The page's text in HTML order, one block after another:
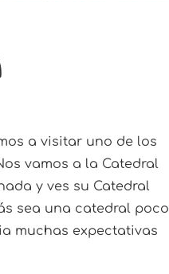
a visitar uno de los
vamos a la Catedral
y ves su Catedral
sea una catedral poco
muchas expectativas